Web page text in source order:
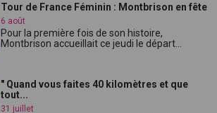
Tour de France Féminin : Montbrison en fête
6 août
Pour la première fois de son histoire,
Montbrison accueillait ce jeudi le départ...
" Quand vous faites 40 kilomètres et que
tout...
31 juillet